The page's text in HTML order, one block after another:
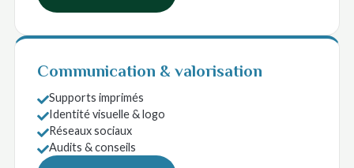
Communication & valorisation
Supports imprimés
Identité visuelle & logo
Réseaux sociaux
Audits & conseils